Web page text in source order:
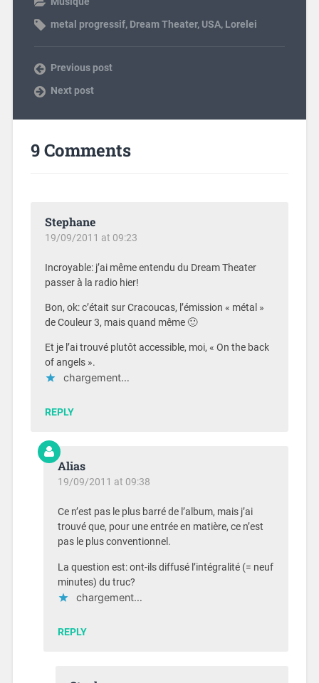
metal progressif, Dream Theater, USA, Lorelei
Previous post
Next post
9 Comments
Stephane
19/09/2011 at 09:23
Incroyable: j’ai même entendu du Dream Theater
passer à la radio hier!
Bon, ok: c’était sur Cracoucas, l’émission « métal »
de Couleur 3, mais quand même 🙂
Et je l’ai trouvé plutôt accessible, moi, « On the back
of angels ».
chargement…
REPLY
Alias
19/09/2011 at 09:38
Ce n’est pas le plus barré de l’album, mais j’ai
trouvé que, pour une entrée en matière, ce n’est
pas le plus conventionnel.
La question est: ont-ils diffusé l’intégralité (= neuf
minutes) du truc?
chargement…
REPLY